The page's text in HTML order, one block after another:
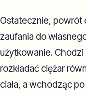
Ostatecznie, powrót
zaufania do
użytkowanie.
rozkładać ciężar
ciała, a wchodząc